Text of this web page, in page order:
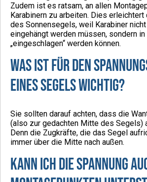
Zudem ist es ratsam, an allen
Karabinern zu arbeiten. Dies erleichtert
des Sonnensegels, weil Karabiner
eingehängt werden müssen, sondern
„eingeschlagen“ werden können.
Was ist für den
eines Segels wichtig?
Sie sollten darauf achten, dass die
(also zur gedachten Mitte des Segels)
Denn die Zugkräfte, die das Segel
immer über die Mitte nach außen.
Kann ich die Spannung